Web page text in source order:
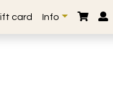
card Info